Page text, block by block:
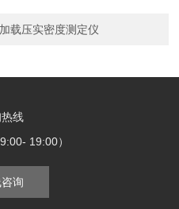
载压实密度测定仪
线
19:00）
询